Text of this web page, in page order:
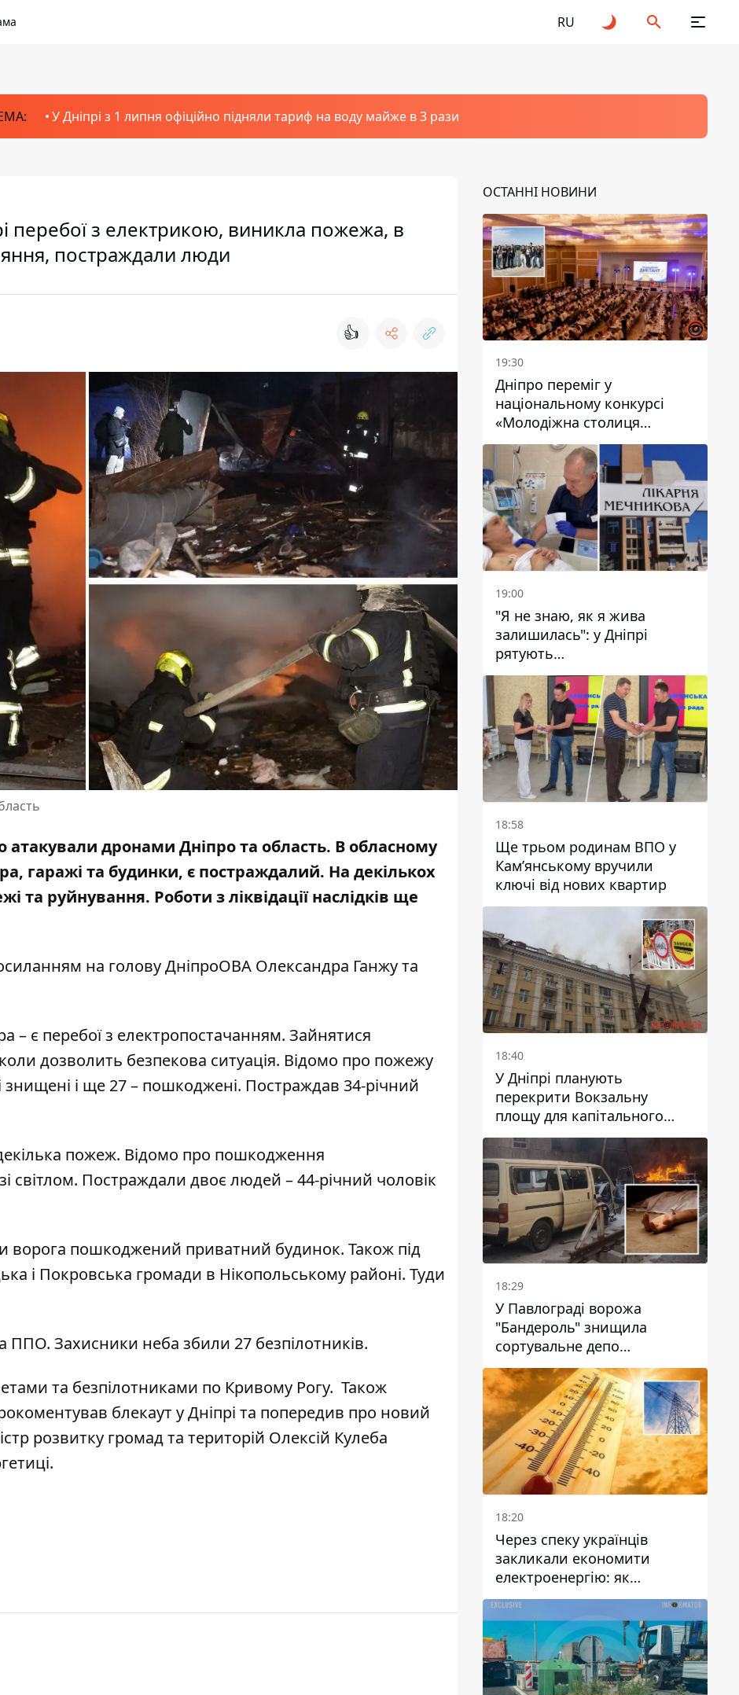
RU
У Дніпрі з 1 липня офіційно підняли тариф на воду майже в 3 рази
перебої з електрикою, виникла пожежа, в
постраждали люди
👍
атакували дронами Дніпро та область. В обласному
гаражі та будинки, є постраждалий. На декількох
та руйнування. Роботи з ліквідації наслідків ще
на голову ДніпроОВА Олександра Ганжута
– є перебої з електропостачанням. Зайнятися
дозволить безпекова ситуація. Відомо про пожежу
знищені і ще 27 – пошкоджені. Постраждав 34-річний
пожеж. Відомо про пошкодження
світлом. Постраждали двоє людей – 44-річний чоловік
ворога пошкоджений приватний будинок. Також під
і Покровська громади в Нікопольському районі. Туди
ППО. Захисники неба збили 27 безпілотників.
та безпілотниками по Кривому Рогу. Також
блекаут у Дніпрі та попередив про новий
розвитку громад та територій Олексій Кулеба
ОСТАННІ НОВИНИ
19:30
Дніпро переміг у
національному конкурсі
«Молодіжна столиця
України – 2026»
19:00
"Я не знаю, як я жива
залишилась": у Дніпрі
рятують
військовослужбовицю та
мати чотирьох дітей, яку
поранив КАБ
18:58
Ще трьом родинам ВПО у
Кам’янському вручили
ключі від нових квартир
18:40
У Дніпрі планують
перекрити Вокзальну
площу для капітального
ремонту будинку, в який
влучила ворожа ракета: які
терміни
18:29
У Павлограді ворожа
"Бандероль" знищила
сортувальне депо
"Укрпошти" та вбила двох
працівниць
18:20
Через спеку українців
закликали економити
електроенергію: як
уникнути перевантаження
мереж